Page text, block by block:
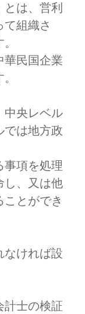
とは、営利
組織さ
華民国企業
中央レベル
では地方政
項を処理
し、又は他
とができ
なければ設
計士の検証